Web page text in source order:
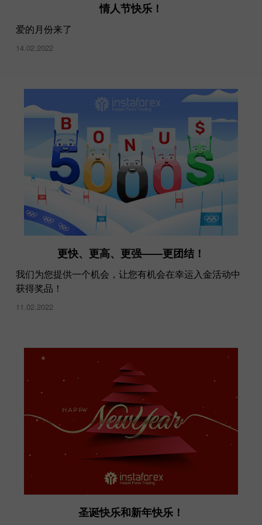
情人节快乐！
爱的月份来了
14.02.2022
更快、更高、更强——更团结！
我们为您提供一个机会，让您有机会在幸运入金活动中
获得奖品！
11.02.2022
圣诞快乐和新年快乐！